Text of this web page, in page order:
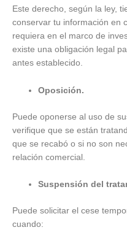
Este derecho, según la ley,
conservar tu información en
requiera en el marco de
existe una obligación legal
antes establecido.
Oposición.
Puede oponerse al uso de
verifique que se están
que se recabó o si no son
relación comercial.
Suspensión del
Puede solicitar el cese
cuando: